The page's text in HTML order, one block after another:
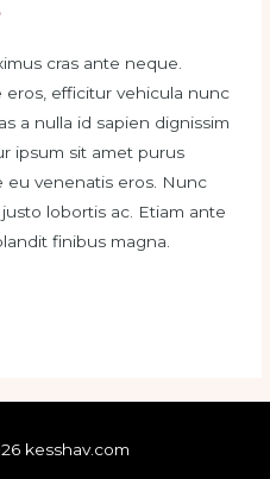
cras ante neque.
efficitur vehicula nunc
a nulla id sapien dignissim
ipsum sit amet purus
eu venenatis eros. Nunc
lobortis ac. Etiam ante
finibus magna.
kesshav.com